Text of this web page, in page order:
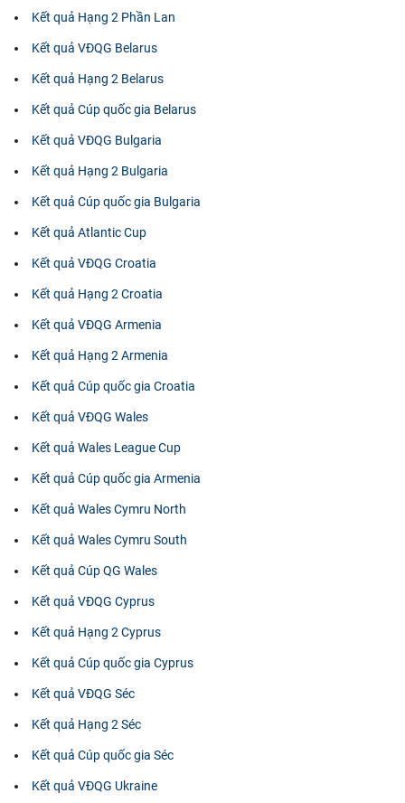
Kết quả Hạng 2 Phần Lan
Kết quả VĐQG Belarus
Kết quả Hạng 2 Belarus
Kết quả Cúp quốc gia Belarus
Kết quả VĐQG Bulgaria
Kết quả Hạng 2 Bulgaria
Kết quả Cúp quốc gia Bulgaria
Kết quả Atlantic Cup
Kết quả VĐQG Croatia
Kết quả Hạng 2 Croatia
Kết quả VĐQG Armenia
Kết quả Hạng 2 Armenia
Kết quả Cúp quốc gia Croatia
Kết quả VĐQG Wales
Kết quả Wales League Cup
Kết quả Cúp quốc gia Armenia
Kết quả Wales Cymru North
Kết quả Wales Cymru South
Kết quả Cúp QG Wales
Kết quả VĐQG Cyprus
Kết quả Hạng 2 Cyprus
Kết quả Cúp quốc gia Cyprus
Kết quả VĐQG Séc
Kết quả Hạng 2 Séc
Kết quả Cúp quốc gia Séc
Kết quả VĐQG Ukraine